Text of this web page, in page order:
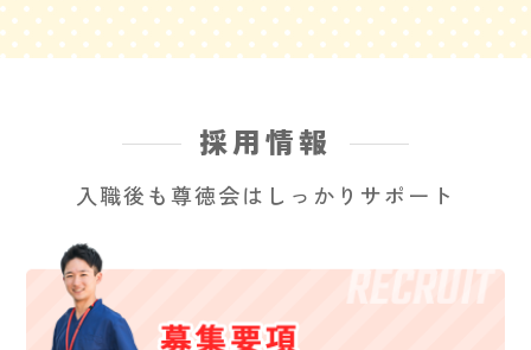
採用情報
入職後も尊徳会はしっかりサポート